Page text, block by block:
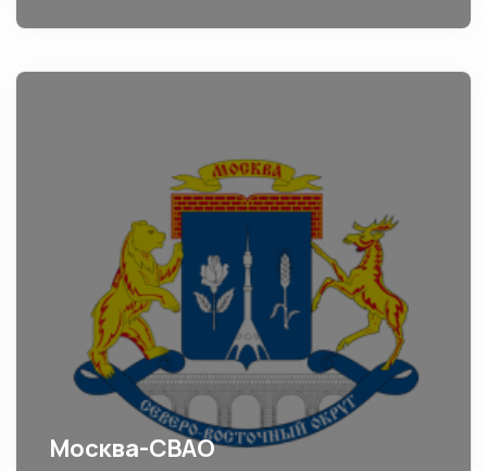
Москва-СВАО